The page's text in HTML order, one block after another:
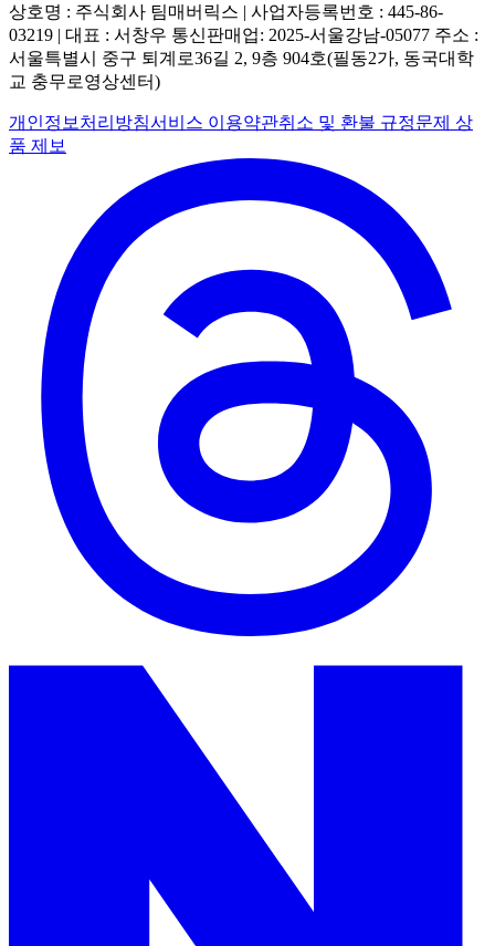
상호명 : 주식회사 팀매버릭스 | 사업자등록번호 : 445-86-
03219 | 대표 : 서창우 통신판매업: 2025-서울강남-05077 주소 :
서울특별시 중구 퇴계로36길 2, 9층 904호(필동2가, 동국대학
교 충무로영상센터)
개인정보처리방침서비스 이용약관취소 및 환불 규정문제 상
품 제보